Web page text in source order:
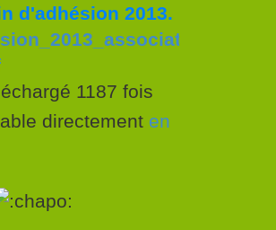
d'adhésion 2013.
1187 fois
directement en